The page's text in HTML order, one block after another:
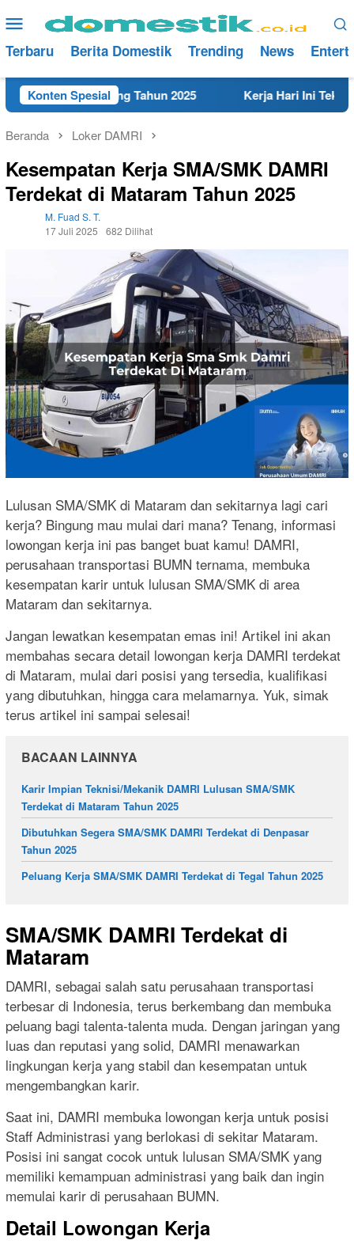
ke
konten
Menu
Mobile
Terbaru Berita Domestik Trending News
Konten Spesial
di Rembang Tahun 2025 Kerja Hari Ini Teknisi/
Beranda Loker DAMRI
Kesempatan Kerja SMA/SMK DAMRI
Terdekat di Mataram Tahun 2025
M. Fuad S. T.
17 Juli 2025
682 Dilihat
Lulusan SMA/SMK di Mataram dan sekitarnya lagi cari
kerja? Bingung mau mulai dari mana? Tenang, informasi
lowongan kerja ini pas banget buat kamu! DAMRI,
perusahaan transportasi BUMN ternama, membuka
kesempatan karir untuk lulusan SMA/SMK di area
Mataram dan sekitarnya.
Jangan lewatkan kesempatan emas ini! Artikel ini akan
membahas secara detail lowongan kerja DAMRI terdekat
di Mataram, mulai dari posisi yang tersedia, kualifikasi
yang dibutuhkan, hingga cara melamarnya. Yuk, simak
terus artikel ini sampai selesai!
BACAAN LAINNYA
Karir Impian Teknisi/Mekanik DAMRI Lulusan SMA/SMK
Terdekat di Mataram Tahun 2025
Dibutuhkan Segera SMA/SMK DAMRI Terdekat di Denpasar
Tahun 2025
Peluang Kerja SMA/SMK DAMRI Terdekat di Tegal Tahun 2025
SMA/SMK DAMRI Terdekat di
Mataram
DAMRI, sebagai salah satu perusahaan transportasi
terbesar di Indonesia, terus berkembang dan membuka
peluang bagi talenta-talenta muda. Dengan jaringan yang
luas dan reputasi yang solid, DAMRI menawarkan
lingkungan kerja yang stabil dan kesempatan untuk
mengembangkan karir.
Saat ini, DAMRI membuka lowongan kerja untuk posisi
Staff Administrasi yang berlokasi di sekitar Mataram.
Posisi ini sangat cocok untuk lulusan SMA/SMK yang
memiliki kemampuan administrasi yang baik dan ingin
memulai karir di perusahaan BUMN.
Detail Lowongan Kerja